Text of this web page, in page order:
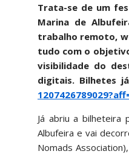
Trata-se de um
Marina de
trabalho remoto,
tudo com o
visibilidade do
digitais. Bilhetes
Já abriu a bilheteira
Albufeira e vai
Nomads